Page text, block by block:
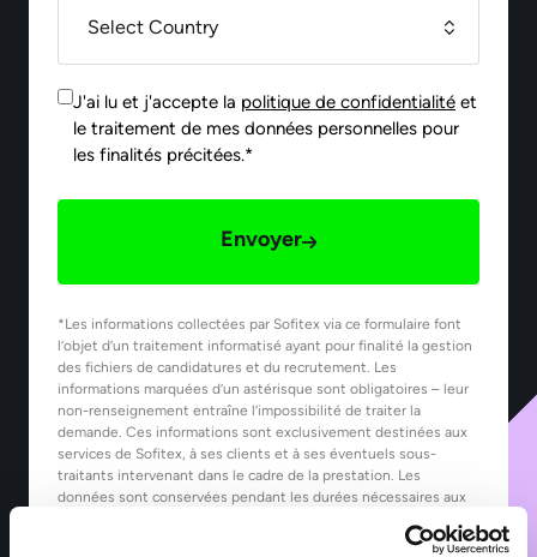
J'ai lu et j'accepte la politique de confidentialité et
le traitement de mes données personnelles pour
les finalités précitées.*
Envoyer
*Les informations collectées par Sofitex via ce formulaire font
l’objet d’un traitement informatisé ayant pour finalité la gestion
des fichiers de candidatures et du recrutement. Les
informations marquées d’un astérisque sont obligatoires – leur
non-renseignement entraîne l’impossibilité de traiter la
demande. Ces informations sont exclusivement destinées aux
services de Sofitex, à ses clients et à ses éventuels sous-
traitants intervenant dans le cadre de la prestation. Les
données sont conservées pendant les durées nécessaires aux